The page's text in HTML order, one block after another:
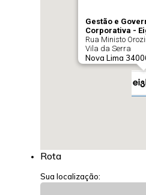
Gestão e
Corporativa -
Rua Ministo
Vila da Serra
Nova Lima
Telefone:(31)
Rota
Sua localização: